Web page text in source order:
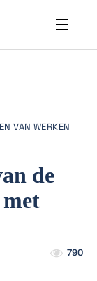
VAN WERKEN
de
790